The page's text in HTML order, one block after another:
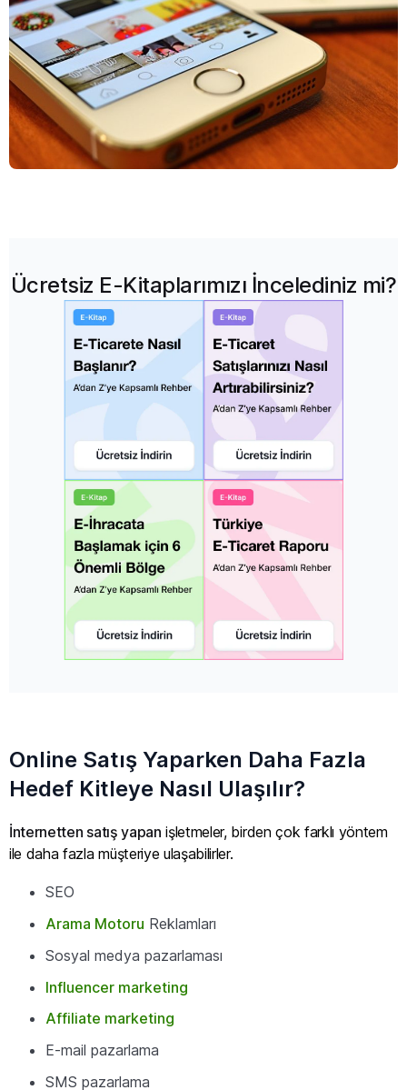
Ücretsiz E-Kitaplarımızı İncelediniz mi?
Online Satış Yaparken Daha Fazla
Hedef Kitleye Nasıl Ulaşılır?
İnternetten satış yapan işletmeler, birden çok farklı yöntem
ile daha fazla müşteriye ulaşabilirler.
SEO
Arama Motoru Reklamları
Sosyal medya pazarlaması
Influencer marketing
Affiliate marketing
E-mail pazarlama
SMS pazarlama